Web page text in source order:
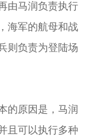
由马润负责执行
海军的航母和战
则负责为登陆场
的原因是，马润
且可以执行多种